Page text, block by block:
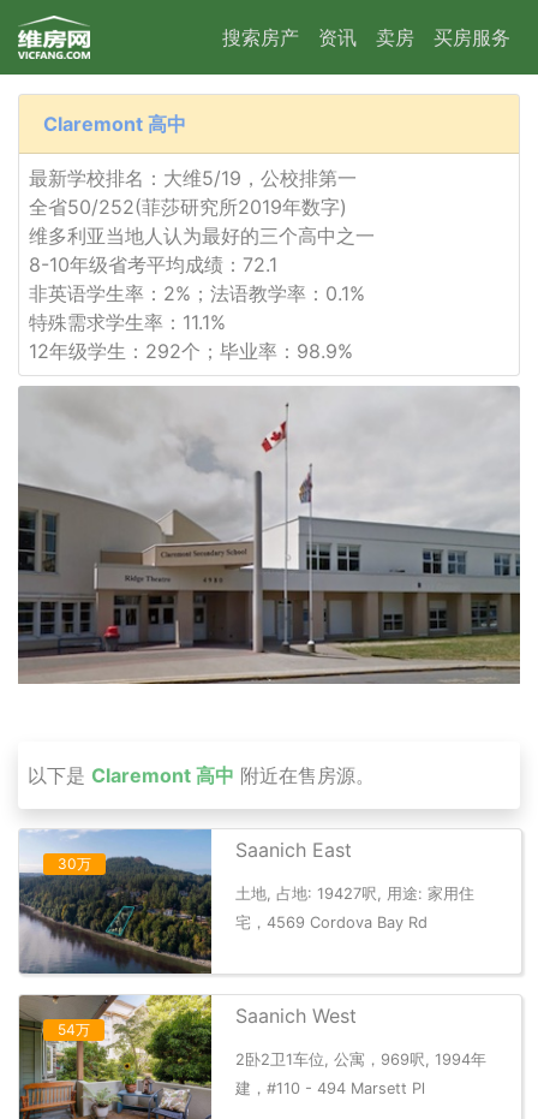
搜索房产 资讯 卖房 买房服务
Claremont 高中
最新学校排名：大维5/19，公校排第一
全省50/252(菲莎研究所2019年数字)
维多利亚当地人认为最好的三个高中之一
8-10年级省考平均成绩：72.1
非英语学生率：2%；法语教学率：0.1%
特殊需求学生率：11.1%
12年级学生：292个；毕业率：98.9%
以下是 Claremont 高中 附近在售房源。
30万
Saanich East
土地, 占地: 19427呎, 用途: 家用住
宅，4569 Cordova Bay Rd
54万
Saanich West
2卧2卫1车位, 公寓，969呎, 1994年
建，#110 - 494 Marsett Pl